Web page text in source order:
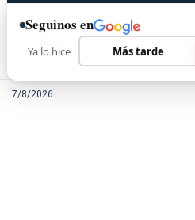
7/8/2026
Seguinos en
Ya lo hice Más tarde